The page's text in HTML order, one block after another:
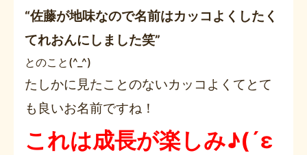
“佐藤が地味なので名前はカッコよくしたく
てれおんにしました笑”
とのこと(^_^)
たしかに見たことのないカッコよくてとて
も良いお名前ですね！
これは成長が楽しみ♪(´ε